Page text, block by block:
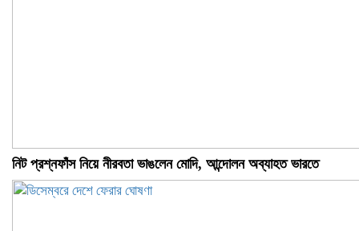
নিট প্রশ্নফাঁস নিয়ে নীরবতা ভাঙলেন মোদি, আন্দোলন অব্যাহত ভারতে